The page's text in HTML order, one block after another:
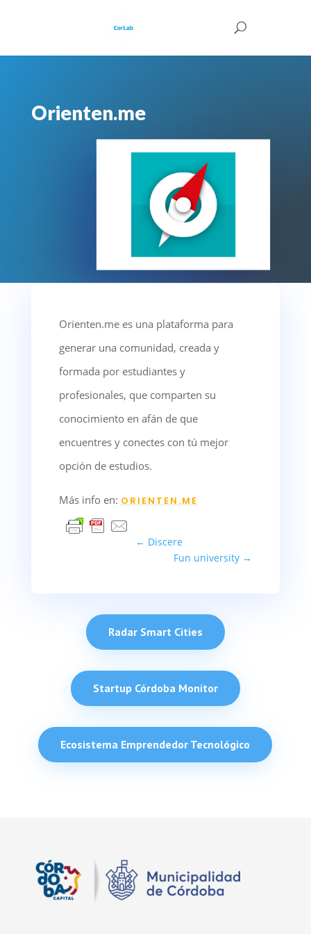
Orienten.me
Orienten.me es una plataforma para
generar una comunidad, creada y
formada por estudiantes y
profesionales, que comparten su
conocimiento en afán de que
encuentres y conectes con tú mejor
opción de estudios.
Más info en: ORIENTEN.ME
← Discere
Fun university →
Radar Smart Cities
Startup Córdoba Monitor
Ecosistema Emprendedor Tecnológico